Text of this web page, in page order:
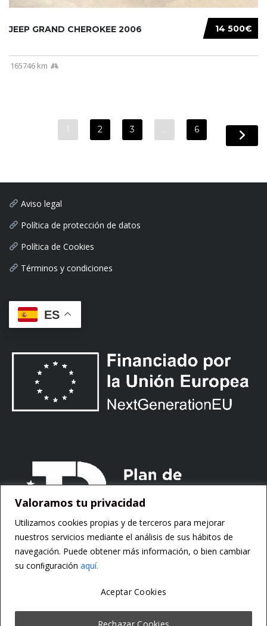
Valoramos tu privacidad
Utilizamos cookies propias y de terceros para mejorar
nuestros servicios mediante el análisis de sus hábitos de
navegación. Puede obtener más información, o bien cambiar
su conﬁguración aquí.
Rechazar Cookies
Aceptar Cookies
14 500€
JEEP GRAND CHEROKEE 2006
165746 km
1 2 3 … 6
Aviso legal
Política de protección de datos
Política de Cookies
Términos y condiciones
ES